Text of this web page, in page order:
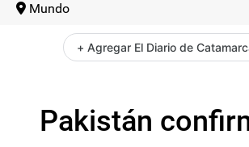
Mundo
+ Agregar El Diario de
Pakistán